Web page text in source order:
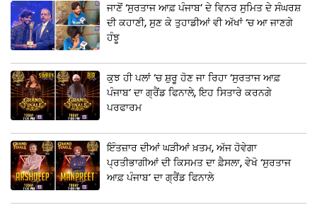
ਜਾਣੋਂ ‘ਸੁਰਤਾਜ ਆਫ਼ ਪੰਜਾਬ’ ਦੇ ਵਿਨਰ ਸੁਮਿਤ ਦੇ ਸੰਘਰਸ਼
ਦੀ ਕਹਾਣੀ, ਸੁਣ ਕੇ ਤੁਹਾਡੀਆਂ ਵੀ ਅੱਖਾਂ ‘ਚ ਆ ਜਾਣਗੇ
ਹੰਝੂ
ਕੁਝ ਹੀ ਪਲਾਂ ‘ਚ ਸ਼ੁਰੂ ਹੋਣ ਜਾ ਰਿਹਾ ‘ਸੁਰਤਾਜ ਆਫ਼
ਪੰਜਾਬ’ ਦਾ ਗ੍ਰੈਂਡ ਫਿਨਾਲੇ, ਇਹ ਸਿਤਾਰੇ ਕਰਨਗੇ
ਪਰਫਾਰਮ
ਇੰਤਜ਼ਾਰ ਦੀਆਂ ਘੜੀਆਂ ਖ਼ਤਮ, ਅੱਜ ਹੋਵੇਗਾ
ਪ੍ਰਤੀਭਾਗੀਆਂ ਦੀ ਕਿਸਮਤ ਦਾ ਫ਼ੈਸਲਾ, ਵੇਖੋ ‘ਸੁਰਤਾਜ
ਆਫ਼ ਪੰਜਾਬ’ ਦਾ ਗ੍ਰੈਂਡ ਫਿਨਾਲੇ